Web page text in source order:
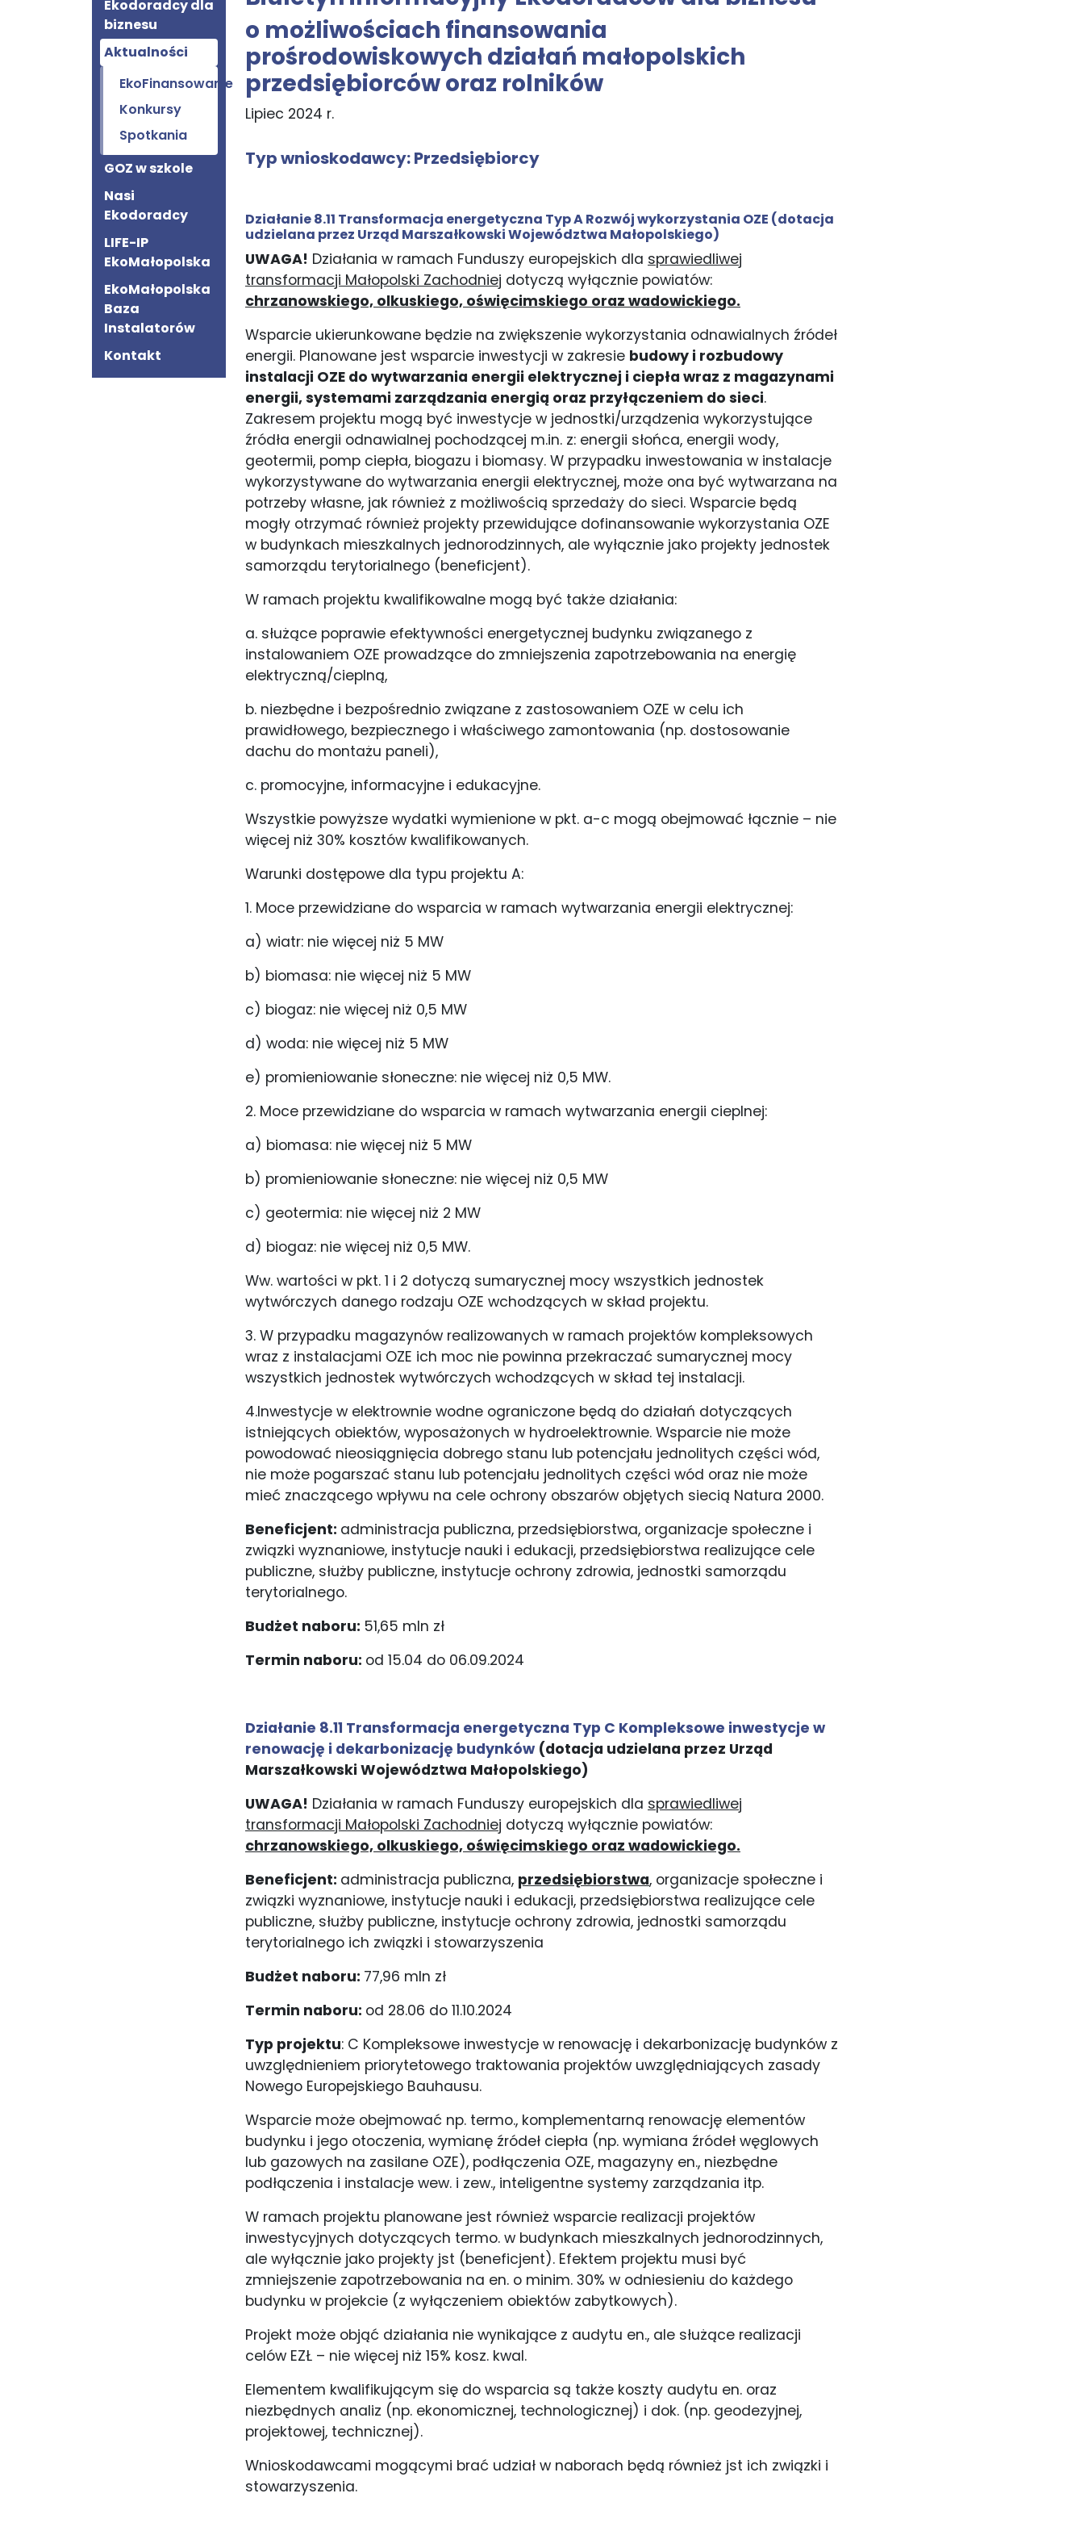
Ekodoradcy dla
biznesu
Aktualności
EkoFinansowanie
Konkursy
Spotkania
GOZ w szkole
Nasi
Ekodoradcy
LIFE-IP
EkoMałopolska
EkoMałopolska
Baza
Instalatorów
Kontakt
o możliwościach finansowania
prośrodowiskowych działań małopolskich
przedsiębiorców oraz rolników
Lipiec 2024 r.
Typ wnioskodawcy:Przedsiębiorcy
Działanie 8.11 Transformacja energetyczna Typ A Rozwój wykorzystania OZE (dotacja
udzielana przez Urząd Marszałkowski Województwa Małopolskiego)
UWAGA! Działania w ramach Funduszy europejskich dla sprawiedliwej
transformacji Małopolski Zachodniej dotyczą wyłącznie powiatów:
chrzanowskiego, olkuskiego, oświęcimskiego oraz wadowickiego.
Wsparcie ukierunkowane będzie na zwiększenie wykorzystania odnawialnych źródeł
energii. Planowane jest wsparcie inwestycji w zakresie budowy i rozbudowy
instalacji OZE do wytwarzania energii elektrycznej i ciepła wraz z magazynami
energii, systemami zarządzania energią oraz przyłączeniem do sieci.
Zakresem projektu mogą być inwestycje w jednostki/urządzenia wykorzystujące
źródła energii odnawialnej pochodzącej m.in. z: energii słońca, energii wody,
geotermii, pomp ciepła, biogazu i biomasy. W przypadku inwestowania w instalacje
wykorzystywane do wytwarzania energii elektrycznej, może ona być wytwarzana na
potrzeby własne, jak również z możliwością sprzedaży do sieci. Wsparcie będą
mogły otrzymać również projekty przewidujące dofinansowanie wykorzystania OZE
w budynkach mieszkalnych jednorodzinnych, ale wyłącznie jako projekty jednostek
samorządu terytorialnego (beneficjent).
W ramach projektu kwalifikowalne mogą być także działania:
a. służące poprawie efektywności energetycznej budynku związanego z
instalowaniem OZE prowadzące do zmniejszenia zapotrzebowania na energię
elektryczną/cieplną,
b. niezbędne i bezpośrednio związane z zastosowaniem OZE w celu ich
prawidłowego, bezpiecznego i właściwego zamontowania (np. dostosowanie
dachu do montażu paneli),
c. promocyjne, informacyjne i edukacyjne.
Wszystkie powyższe wydatki wymienione w pkt. a-c mogą obejmować łącznie – nie
więcej niż 30% kosztów kwalifikowanych.
Warunki dostępowe dla typu projektu A:
1. Moce przewidziane do wsparcia w ramach wytwarzania energii elektrycznej:
a) wiatr: nie więcej niż 5 MW
b) biomasa: nie więcej niż 5 MW
c) biogaz: nie więcej niż 0,5 MW
d) woda: nie więcej niż 5 MW
e) promieniowanie słoneczne: nie więcej niż 0,5 MW.
2. Moce przewidziane do wsparcia w ramach wytwarzania energii cieplnej:
a) biomasa: nie więcej niż 5 MW
b) promieniowanie słoneczne: nie więcej niż 0,5 MW
c) geotermia: nie więcej niż 2 MW
d) biogaz: nie więcej niż 0,5 MW.
Ww. wartości w pkt. 1 i 2 dotyczą sumarycznej mocy wszystkich jednostek
wytwórczych danego rodzaju OZE wchodzących w skład projektu.
3. W przypadku magazynów realizowanych w ramach projektów kompleksowych
wraz z instalacjami OZE ich moc nie powinna przekraczać sumarycznej mocy
wszystkich jednostek wytwórczych wchodzących w skład tej instalacji.
4.Inwestycje w elektrownie wodne ograniczone będą do działań dotyczących
istniejących obiektów, wyposażonych w hydroelektrownie. Wsparcie nie może
powodować nieosiągnięcia dobrego stanu lub potencjału jednolitych części wód,
nie może pogarszać stanu lub potencjału jednolitych części wód oraz nie może
mieć znaczącego wpływu na cele ochrony obszarów objętych siecią Natura 2000.
Beneficjent: administracja publiczna, przedsiębiorstwa, organizacje społeczne i
związki wyznaniowe, instytucje nauki i edukacji, przedsiębiorstwa realizujące cele
publiczne, służby publiczne, instytucje ochrony zdrowia, jednostki samorządu
terytorialnego.
Budżet naboru: 51,65 mln zł
Termin naboru: od 15.04 do 06.09.2024
Działanie 8.11 Transformacja energetyczna Typ C Kompleksowe inwestycje w
renowację i dekarbonizację budynków (dotacja udzielana przez Urząd
Marszałkowski Województwa Małopolskiego)
UWAGA! Działania w ramach Funduszy europejskich dla sprawiedliwej
transformacji Małopolski Zachodniej dotyczą wyłącznie powiatów:
chrzanowskiego, olkuskiego, oświęcimskiego oraz wadowickiego.
Beneficjent: administracja publiczna, przedsiębiorstwa, organizacje społeczne i
związki wyznaniowe, instytucje nauki i edukacji, przedsiębiorstwa realizujące cele
publiczne, służby publiczne, instytucje ochrony zdrowia, jednostki samorządu
terytorialnego ich związki i stowarzyszenia
Budżet naboru: 77,96 mln zł
Termin naboru: od 28.06 do 11.10.2024
Typ projektu: C Kompleksowe inwestycje w renowację i dekarbonizację budynków z
uwzględnieniem priorytetowego traktowania projektów uwzględniających zasady
Nowego Europejskiego Bauhausu.
Wsparcie może obejmować np. termo., komplementarną renowację elementów
budynku i jego otoczenia, wymianę źródeł ciepła (np. wymiana źródeł węglowych
lub gazowych na zasilane OZE), podłączenia OZE, magazyny en., niezbędne
podłączenia i instalacje wew. i zew., inteligentne systemy zarządzania itp.
W ramach projektu planowane jest również wsparcie realizacji projektów
inwestycyjnych dotyczących termo. w budynkach mieszkalnych jednorodzinnych,
ale wyłącznie jako projekty jst (beneficjent). Efektem projektu musi być
zmniejszenie zapotrzebowania na en. o minim. 30% w odniesieniu do każdego
budynku w projekcie (z wyłączeniem obiektów zabytkowych).
Projekt może objąć działania nie wynikające z audytu en., ale służące realizacji
celów EZŁ – nie więcej niż 15% kosz. kwal.
Elementem kwalifikującym się do wsparcia są także koszty audytu en. oraz
niezbędnych analiz (np. ekonomicznej, technologicznej) i dok. (np. geodezyjnej,
projektowej, technicznej).
Wnioskodawcami mogącymi brać udział w naborach będą również jst ich związki i
stowarzyszenia.